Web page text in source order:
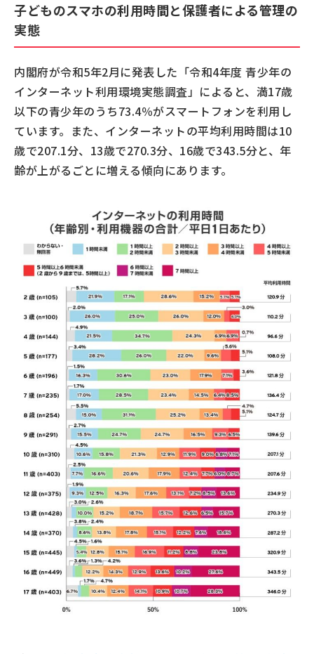
子どものスマホの利用時間と保護者による管理の
実態
内閣府が令和5年2月に発表した「令和4年度 青少年の
インターネット利用環境実態調査」によると、満17歳
以下の青少年のうち73.4％がスマートフォンを利用し
ています。また、インターネットの平均利用時間は10
歳で207.1分、13歳で270.3分、16歳で343.5分と、年
齢が上がるごとに増える傾向にあります。